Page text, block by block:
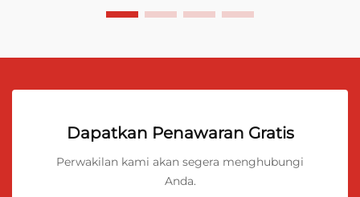
Dapatkan Penawaran Gratis
Perwakilan kami akan segera menghubungi
Anda.